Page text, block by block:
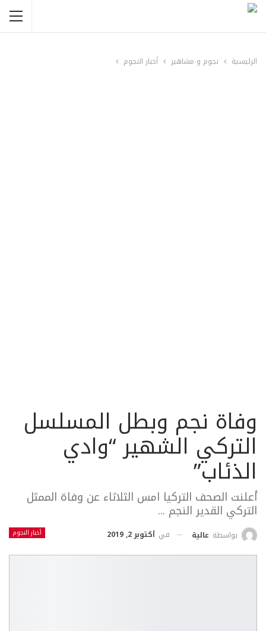
الرئيسية نجوم و مشاهير أخبار النجوم
وفاة نجم وبطل المسلسل
التركي الشهير “وادي
الذئاب”
أعلنت الصحف التركيا امس الثلاثاء عن وفاة الممثل
التركي القدير النجم ...
أخبار النجوم بواسطة عالية في أكتوبر 2, 2019